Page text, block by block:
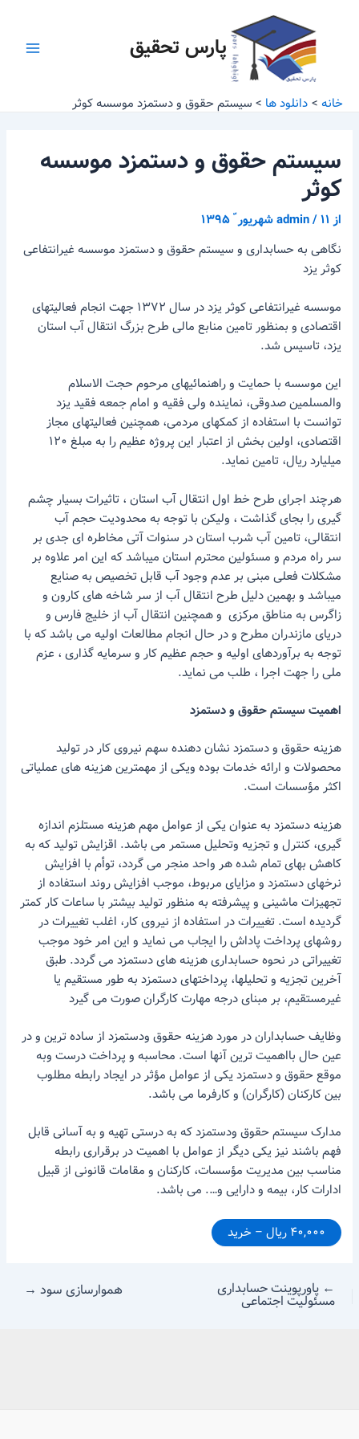
پارس تحقیق
خانه دانلود ها سیستم حقوق و دستمزد موسسه کوثر
سیستم حقوق و دستمزد موسسه
کوثر
از admin/۱۱ شهریور ّ ۱۳۹۵
نگاهی به حسابداری و سیستم حقوق و دستمزد موسسه غیرانتفاعی
کوثر یزد
موسسه غیرانتفاعی کوثر یزد در سال ۱۳۷۲ جهت انجام فعالیتهای
اقتصادی و بمنظور تامین منابع مالی طرح بزرگ انتقال آب استان
یزد، تاسیس شد.
این موسسه با حمایت و راهنمائیهای مرحوم حجت الاسلام
والمسلمین صدوقی، نماینده ولی فقیه و امام جمعه فقید یزد
توانست با استفاده از کمکهای مردمی، همچنین فعالیتهای مجاز
اقتصادی، اولین بخش از اعتبار این پروژه عظیم را به مبلغ ۱۲۰
میلیارد ریال، تامین نماید.
هرچند اجرای طرح خط اول انتقال آب استان ، تاثیرات بسیار چشم
گیری را بجای گذاشت ، ولیکن با توجه به محدودیت حجم آب
انتقالی، تامین آب شرب استان در سنوات آتی مخاطره ای جدی بر
سر راه مردم و مسئولین محترم استان میباشد که این امر علاوه بر
مشکلات فعلی مبنی بر عدم وجود آب قابل تخصیص به صنایع
میباشد و بهمین دلیل طرح انتقال آب از سر شاخه های کارون و
زاگرس به مناطق مرکزی و همچنین انتقال آب از خلیج فارس و
دریای مازندران مطرح و در حال انجام مطالعات اولیه می باشد که با
توجه به برآوردهای اولیه و حجم عظیم کار و سرمایه گذاری ، عزم
ملی را جهت اجرا ، طلب می نماید.
اهمیت سیستم حقوق و دستمزد
هزینه حقوق و دستمزد نشان دهنده سهم نیروی کار در تولید
محصولات و ارائه خدمات بوده ویکی از مهمترین هزینه های عملیاتی
اکثر مؤسسات است.
هزینه دستمزد به عنوان یکی از عوامل مهم هزینه مستلزم اندازه
گیری، کنترل و تجزیه وتحلیل مستمر می باشد. اقزایش تولید که به
کاهش بهای تمام شده هر واحد منجر می گردد، توأم با افزایش
نرخهای دستمزد و مزایای مربوط، موجب افزایش روند استفاده از
تجهیزات ماشینی و پیشرفته به منظور تولید بیشتر با ساعات کار کمتر
گردیده است. تغییرات در استفاده از نیروی کار، اغلب تغییرات در
روشهای پرداخت پاداش را ایجاب می نماید و این امر خود موجب
تغییراتی در نحوه حسابداری هزینه های دستمزد می گردد. طبق
آخرین تجزیه و تحلیلها، پرداختهای دستمزد به طور مستقیم یا
غیرمستقیم، بر مبنای درجه مهارت کارگران صورت می گیرد
وظایف حسابداران در مورد هزینه حقوق ودستمزد از ساده ترین و در
عین حال بااهمیت ترین آنها است. محاسبه و پرداخت درست وبه
موقع حقوق و دستمزد یکی از عوامل مؤثر در ایجاد رابطه مطلوب
بین کارکنان (کارگران) و کارفرما می باشد.
مدارک سیستم حقوق ودستمزد که به درستی تهیه و به آسانی قابل
فهم باشند نیز یکی دیگر از عوامل با اهمیت در برقراری رابطه
مناسب بین مدیریت مؤسسات، کارکنان و مقامات قانونی از قبیل
ادارات کار، بیمه و دارایی و…. می باشد.
۴۰,۰۰۰ ریال – خرید
← پاورپوینت حسابداری
مسئولیت اجتماعی
هموارسازی سود →